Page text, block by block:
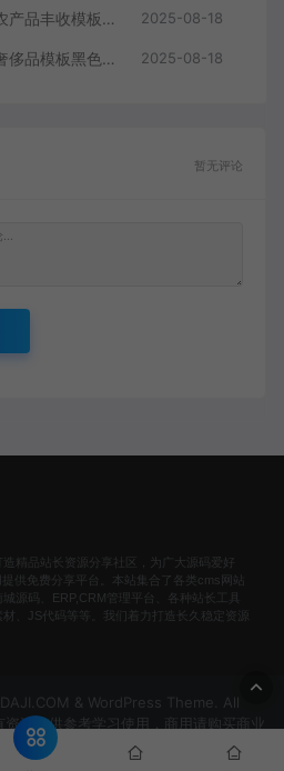
【外贸模板】收割机及农产品丰收模板 绿色 响应式模板静态html文件 2025-08-18
【外贸模板】珠宝手表奢侈品模板黑色 响应式模板静态html文件 2025-08-18
暂无评论
精品站长资源分享社区，为广大源码爱好
供免费分享平台。本站集合了各类cms网站
源码、ERP,CRM管理平台、各种站长工具
、JS代码等等。我们着力打造长久稳定资源
& WordPress Theme. All
源仅供参考学习使用，商用请购买商业
！
网站地图